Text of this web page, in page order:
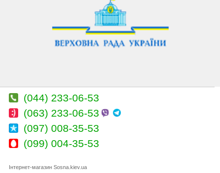
(044) 233-06-53
(063) 233-06-53
(097) 008-35-53
(099) 004-35-53
Інтернет-магазин Sosna.kiev.ua